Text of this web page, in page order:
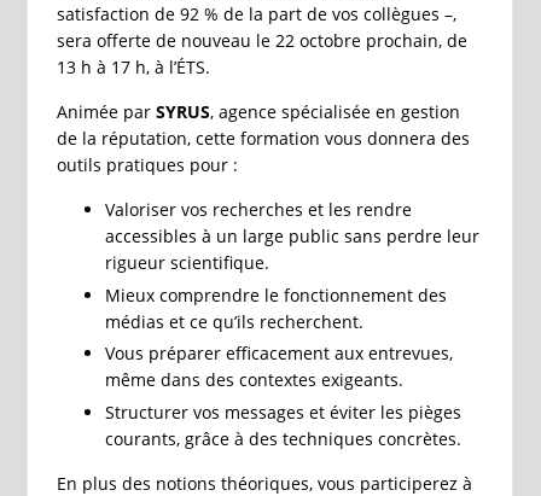
satisfaction de 92 % de la part de vos collègues –,
sera offerte de nouveau le 22 octobre prochain, de
13 h à 17 h, à l’ÉTS.
Animée par SYRUS, agence spécialisée en gestion
de la réputation, cette formation vous donnera des
outils pratiques pour :
Valoriser vos recherches et les rendre
accessibles à un large public sans perdre leur
rigueur scientifique.
Mieux comprendre le fonctionnement des
médias et ce qu’ils recherchent.
Vous préparer efficacement aux entrevues,
même dans des contextes exigeants.
Structurer vos messages et éviter les pièges
courants, grâce à des techniques concrètes.
En plus des notions théoriques, vous participerez à